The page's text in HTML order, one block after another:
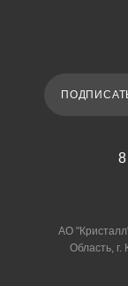
АО
Область,